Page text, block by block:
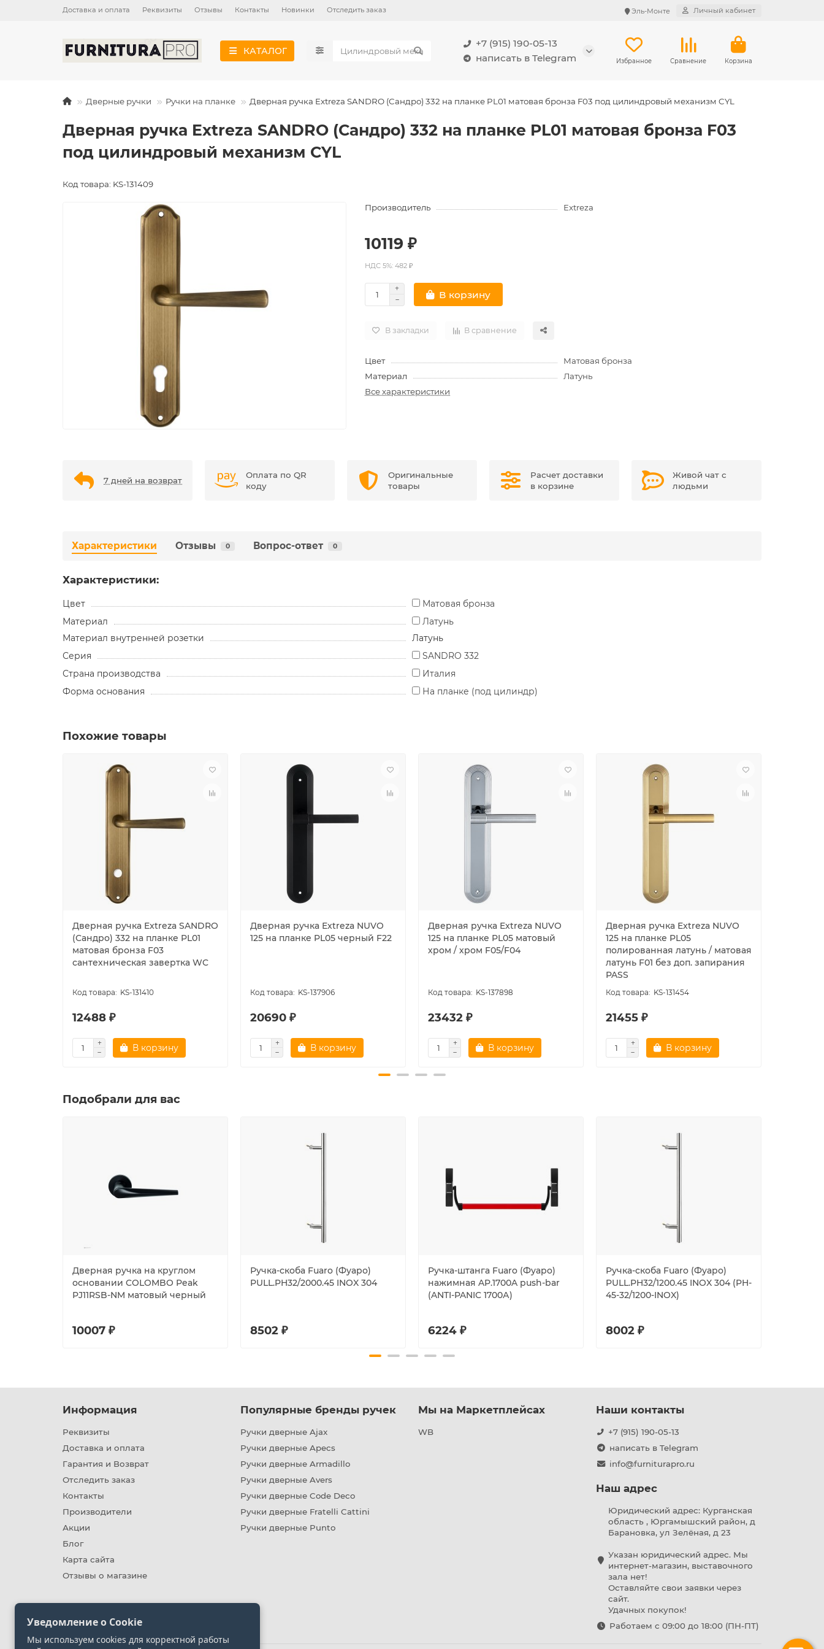
Доставка и оплата Реквизиты Отзывы Контакты Новинки Отследить заказ Эль-Монте Личный кабинет
КАТАЛОГ
+7 (915) 190-05-13
написать в Telegram
Избранное Сравнение Корзина
Дверные ручки Ручки на планке Дверная ручка Extreza SANDRO (Сандро) 332 на планке PL01 матовая бронза F03 под цилиндровый механизм CYL
Дверная ручка Extreza SANDRO (Сандро) 332 на планке PL01 матовая бронза F03
под цилиндровый механизм CYL
Код товара: KS-131409
Производитель Extreza
10119 ₽
НДС 5%: 482 ₽
В корзину
В закладки В сравнение
Цвет
Матовая бронза
Материал
Латунь
Все характеристики
7 дней на возврат
Оплата по QR
коду
Оригинальные
товары
Расчет доставки
в корзине
Живой чат с
людьми
Характеристики Отзывы 0 Вопрос-ответ 0
Характеристики:
Цвет
Матовая бронза
Материал
Латунь
Материал внутренней розетки
Латунь
Серия
SANDRO 332
Страна производства
Италия
Форма основания
На планке (под цилиндр)
Похожие товары
Дверная ручка Extreza SANDRO
(Сандро) 332 на планке PL01
матовая бронза F03
сантехническая завертка WC
KS-131410
12488 ₽
В корзину
Дверная ручка Extreza NUVO
125 на планке PL05 черный F22
KS-137906
20690 ₽
В корзину
Дверная ручка Extreza NUVO
125 на планке PL05 матовый
хром / хром F05/F04
KS-137898
23432 ₽
В корзину
Дверная ручка Extreza NUVO
125 на планке PL05
полированная латунь / матовая
латунь F01 без доп. запирания
PASS
KS-131454
21455 ₽
В корзину
Подобрали для вас
Дверная ручка на круглом
основании COLOMBO Peak
PJ11RSB-NM матовый черный
10007 ₽
Ручка-скоба Fuaro (Фуаро)
PULL.PH32/2000.45 INOX 304
8502 ₽
Ручка-штанга Fuaro (Фуаро)
нажимная AP.1700A push-bar
(ANTI-PANIC 1700А)
6224 ₽
Ручка-скоба Fuaro (Фуаро)
PULL.PH32/1200.45 INOX 304 (PH-
45-32/1200-INOX)
8002 ₽
Информация
Реквизиты
Доставка и оплата
Гарантия и Возврат
Отследить заказ
Контакты
Производители
Акции
Блог
Карта сайта
Отзывы о магазине
Популярные бренды ручек
Ручки дверные Ajax
Ручки дверные Apecs
Ручки дверные Armadillo
Ручки дверные Avers
Ручки дверные Code Deco
Ручки дверные Fratelli Cattini
Ручки дверные Punto
Мы на Маркетплейсах
WB
Наши контакты
+7 (915) 190-05-13
написать в Telegram
info@furniturapro.ru
Наш адрес
Юридический адрес: Курганская
область , Юргамышский район, д
Барановка, ул Зелёная, д 23
Указан юридический адрес. Мы
интернет-магазин, выставочного
зала нет!
Оставляйте свои заявки через
сайт.
Удачных покупок!
Работаем с 09:00 до 18:00 (ПН-ПТ)
Уведомление о Cookie
Мы используем cookies для корректной работы